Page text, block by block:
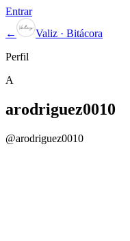
Entrar
←
Valiz · Bitácora
Perfil
A
arodriguez0010
@arodriguez0010